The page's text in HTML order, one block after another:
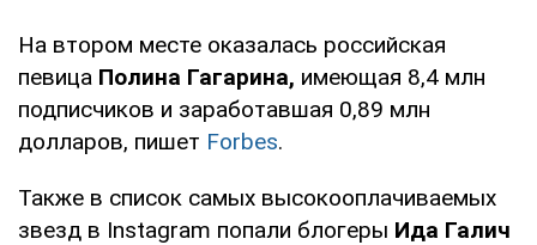
На втором месте оказалась российская
певица Полина Гагарина, имеющая 8,4 млн
подписчиков и заработавшая 0,89 млн
долларов, пишет Forbes.
Также в список самых высокооплачиваемых
звезд в Instagram попали блогеры Ида Галич